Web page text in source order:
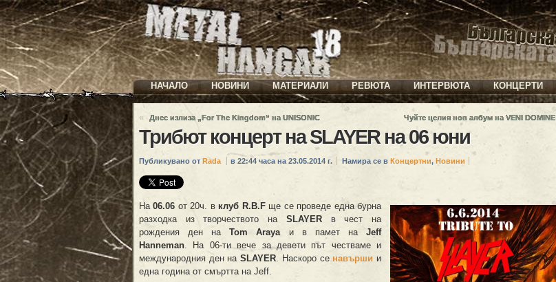
НАЧАЛО НОВИНИ МАТЕРИАЛИ РЕВЮТА ИНТЕРВЮТА КОНЦЕРТИ
« Днес излиза „For The Kingdom“ на UNISONIC Чуйте целия нов албум на VENI DOMINE
Трибют концерт на SLAYER на 06 юни
Публикувано от Rada в 22:44 часа на 23.05.2014 г. Намира се в Концертни, Новини
На06.06 от 20ч. в клуб R.B.Fще се проведе една бурна
разходка из творчеството на SLAYERв чест на
рождения ден наTom Araya и в памет наJeff
Hanneman . На 06-ти вече за девети път честваме и
международния ден наSLAYER . Наскоро се навърши и
една година от смъртта на Jeff.